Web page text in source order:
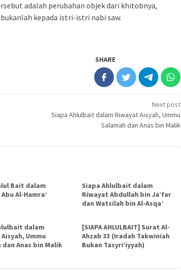
adalah perubahan objek dari khitobnya,
kepada istri-istri nabi saw.
SHARE
Next post
Siapa Ahlulbait dalam Riwayat Aisyah, Ummu
Salamah dan Anas bin Malik
Bait dalam
Al-Hamra’
Siapa Ahlulbait dalam
Riwayat Abdullah bin Ja’far
dan Watsilah bin Al-Asqa’
dalam
Ummu
dan Anas bin Malik
[SIAPA AHLULBAIT] Surat Al-
Ahzab 33 (Iradah Takwiniah
Bukan Tasyri’iyyah)